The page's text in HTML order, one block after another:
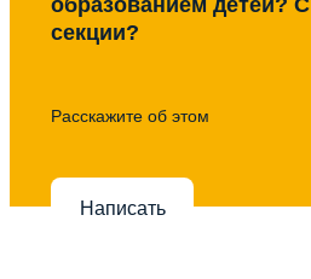
секции?
Расскажите об этом
Написать